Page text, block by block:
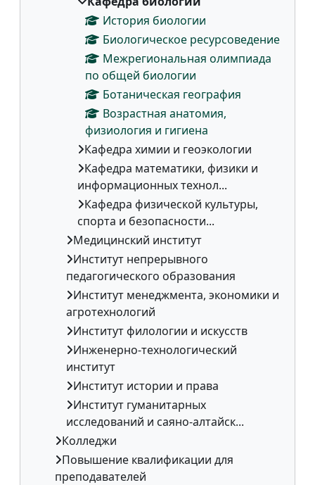
История биологии
Биологическое ресурсоведение
Межрегиональная олимпиада
по общей биологии
Ботаническая география
Возрастная анатомия,
физиология и гигиена
Кафедра химии и геоэкологии
Кафедра математики, физики и
информационных технол...
Кафедра физической культуры,
спорта и безопасности...
Медицинский институт
Институт непрерывного
педагогического образования
Институт менеджмента, экономики и
агротехнологий
Институт филологии и искусств
Инженерно-технологический
институт
Институт истории и права
Институт гуманитарных
исследований и саяно-алтайск...
Колледжи
Повышение квалификации для
преподавателей